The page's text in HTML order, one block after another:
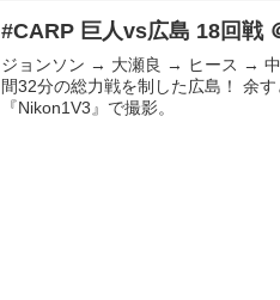
#CARP 巨人vs広島 18回戦
ジョンソン → 大瀬良 → ヒース →
間32分の総力戦を制した広島！ 余
『Nikon1V3』で撮影。